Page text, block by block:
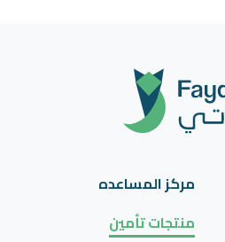
مركز المساعده
منتجات تأمين